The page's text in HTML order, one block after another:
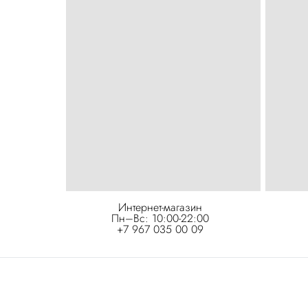
Интернет-магазин
Пн–Вс: 10:00-22:00
+7 967 035 00 09